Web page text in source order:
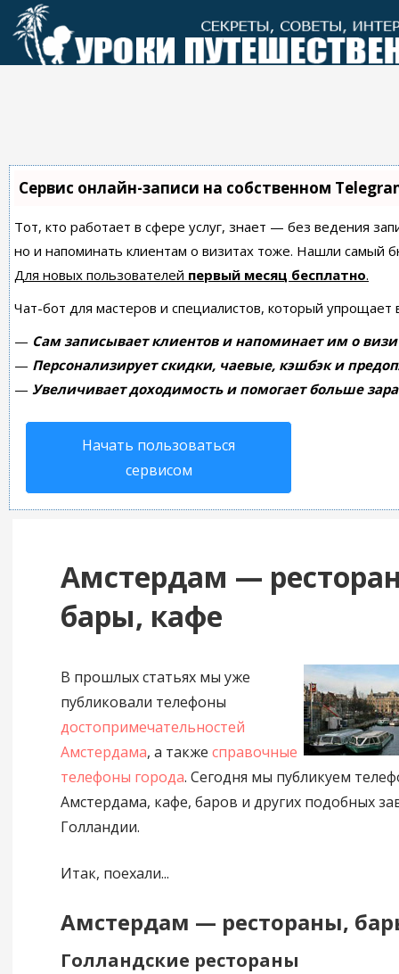
Перейти
контенту
Сервис онлайн-записи на собственном
Тот, кто работает в сфере услуг, знает — без ведения
но и напоминать клиентам о визитах тоже. Нашли самый
Для новых пользователей первый месяц бесплатно.
Чат-бот для мастеров и специалистов, который упрощает
— Сам записывает клиентов и напоминает им о
— Персонализирует скидки, чаевые, кэшбэк и
— Увеличивает доходимость и помогает больше
Начать пользоваться
сервисом
Амстердам —
бары, кафе
В прошлых статьях мы уже
публиковали телефоны
достопримечательностей
Амстердама, а также справочные
телефоны города. Сегодня мы публикуем
Амстердама, кафе, баров и других подобных
Голландии.
Итак, поехали...
Амстердам — рестораны,
Голландские рестораны